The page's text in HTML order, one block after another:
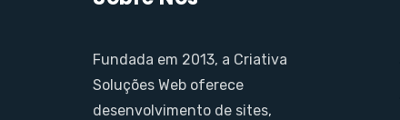
Fundada em 2013, a Criativa
Soluções Web oferece
desenvolvimento de sites,